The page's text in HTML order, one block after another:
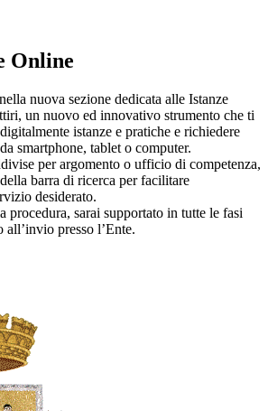
Online
nuova sezione dedicata alle Istanze
un nuovo ed innovativo strumento che ti
istanze e pratiche e richiedere
smartphone, tablet o computer.
per argomento o ufficio di competenza,
barra di ricerca per facilitare
desiderato.
procedura, sarai supportato in tutte le fasi
presso l’Ente.